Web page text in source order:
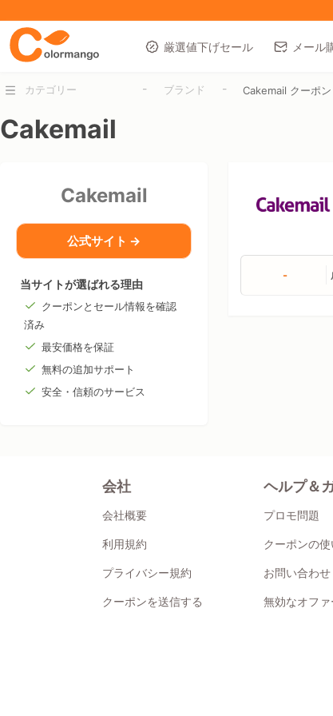
厳選値下げセール メール
カテゴリー - ブランド - Cakemail クーポン
Cakemail
Cakemail
公式サイト →
当サイトが選ばれる理由
クーポンとセール情報を確認
済み
最安価格を保証
無料の追加サポート
安全・信頼のサービス
-
会社
会社概要
利用規約
プライバシー規約
クーポンを送信する
ヘルプ＆
プロモ問題
クーポンの
お問い合わ
無効なオフ